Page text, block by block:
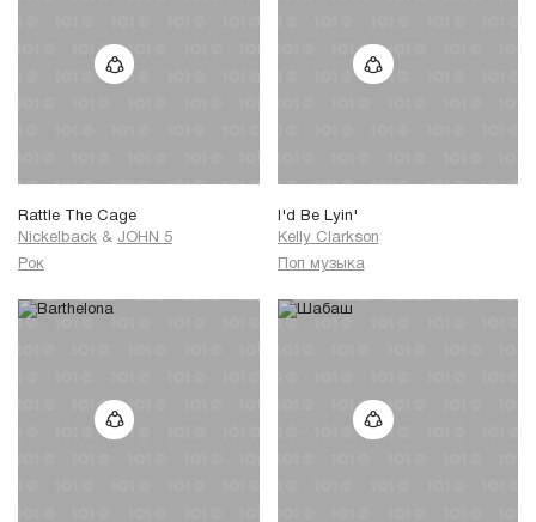
Rattle The Cage
Nickelback & JOHN 5
Рок
I'd Be Lyin'
Kelly Clarkson
Поп музыка